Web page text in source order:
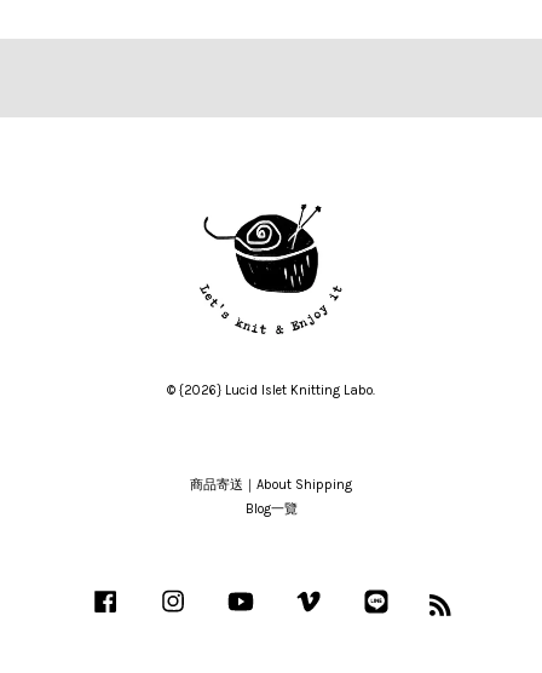
© {2026} Lucid Islet Knitting Labo.
商品寄送｜About Shipping
Blog一覽
Facebook Instagram YouTube